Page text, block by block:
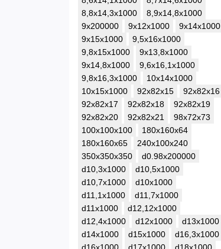
8,8x14,3x1000
8,9x14,8x1000
9x200000
9x12x1000
9x14x1000
9x15x1000
9,5x16x1000
9,8x15x1000
9x13,8x1000
9x14,8x1000
9,6x16,1x1000
9,8x16,3x1000
10x14x1000
10x15x1000
92x82x15
92x82x16
92x82x17
92x82x18
92x82x19
92x82x20
92x82x21
98x72x73
100x100x100
180х160х64
180х160х65
240x100x240
350x350x350
d0.98x200000
d10,3x1000
d10,5x1000
d10,7x1000
d10x1000
d11,1x1000
d11,7x1000
d11x1000
d12,12x1000
d12,4x1000
d12x1000
d13x1000
d14x1000
d15x1000
d16,3x1000